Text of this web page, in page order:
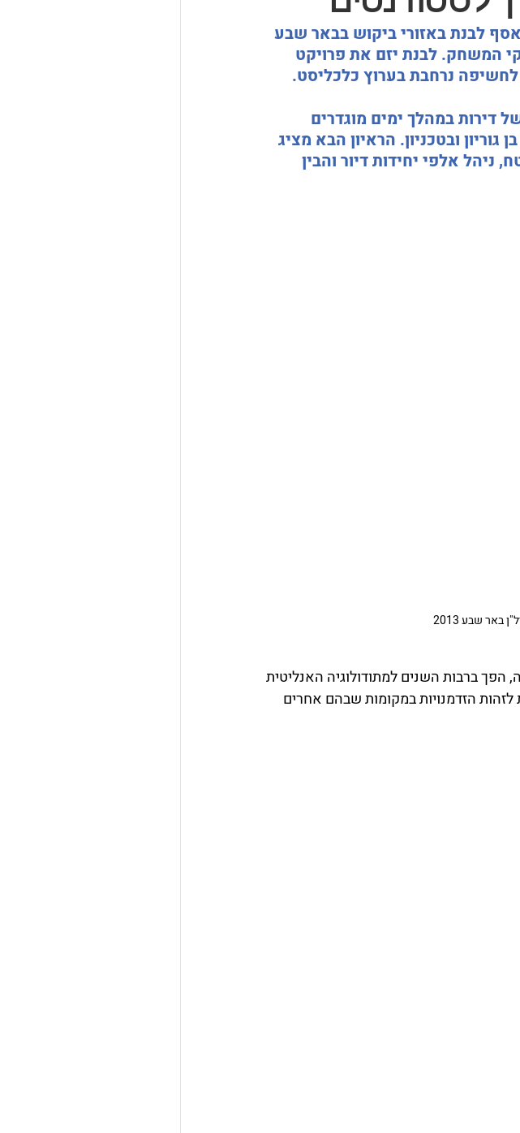
של אסף לבנת באזורי ביקוש בבאר שבע
המשחק. לבנת יזם את פרויקט
נרחבת בערוץ כלכליסט.
דירות במהלך ימים מוגדרים
ובטכניון. הראיון הבא מציג
אלפי יחידות דיור והבין
שבע 2013
הפך ברבות השנים למתודולוגיה האנליטית
לזהות הזדמנויות במקומות שבהם אחרים